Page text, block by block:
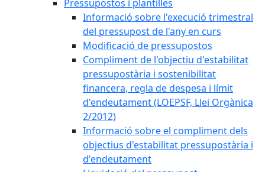
Pressupostos i plantilles
Informació sobre l'execució trimestral
del pressupost de l'any en curs
Modificació de pressupostos
Compliment de l'objectiu d'estabilitat
pressupostària i sostenibilitat
financera, regla de despesa i límit
d'endeutament (LOEPSF, Llei Orgànica
2/2012)
Informació sobre el compliment dels
objectius d'estabilitat pressupostària i
d'endeutament